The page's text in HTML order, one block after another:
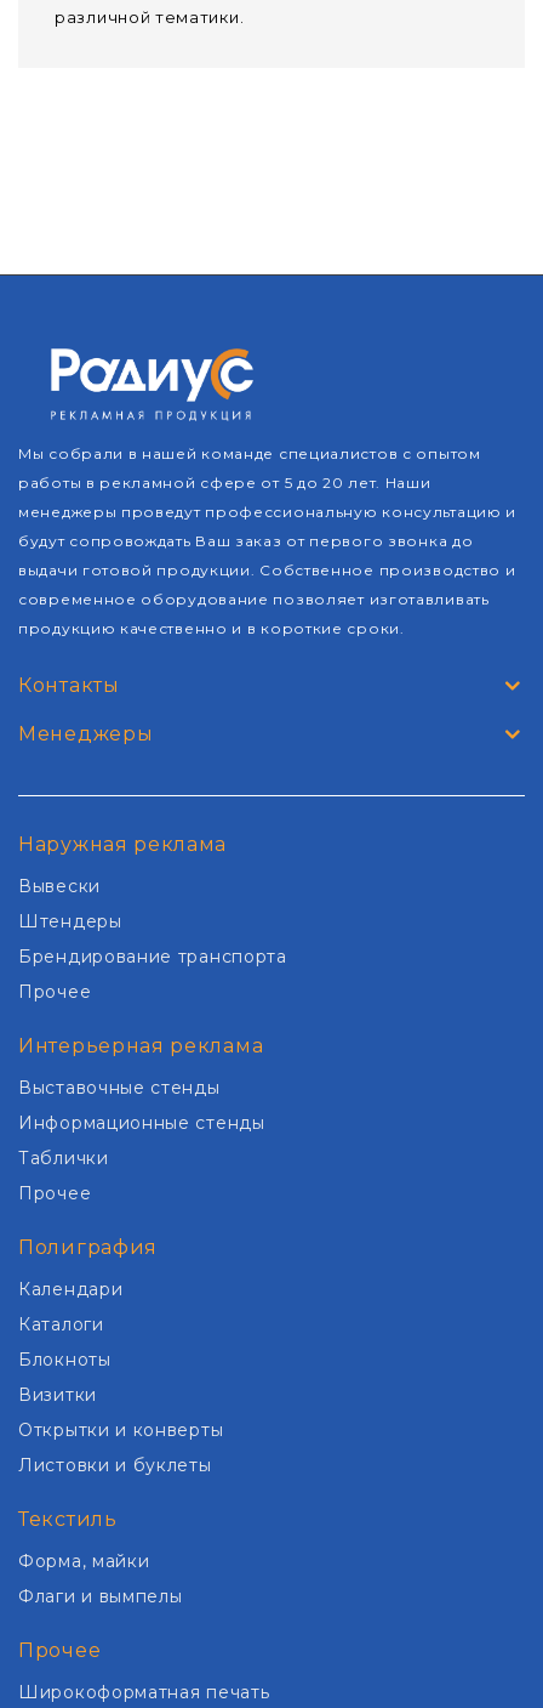
различной тематики.
Наружная реклама
Вывески
Штендеры
Брендирование транспорта
Прочее
Интерьерная реклама
Выставочные стенды
Информационные стенды
Таблички
Прочее
Полиграфия
Календари
Каталоги
Блокноты
Визитки
Открытки и конверты
Листовки и буклеты
Текстиль
Форма, майки
Флаги и вымпелы
Прочее
Широкоформатная печать
Мы собрали в нашей команде специалистов с опытом
работы в рекламной сфере от 5 до 20 лет. Наши
менеджеры проведут профессиональную консультацию и
будут сопровождать Ваш заказ от первого звонка до
выдачи готовой продукции. Собственное производство и
современное оборудование позволяет изготавливать
продукцию качественно и в короткие сроки.
Контакты
Менеджеры